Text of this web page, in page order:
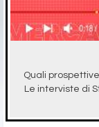
Quali
Le interviste di